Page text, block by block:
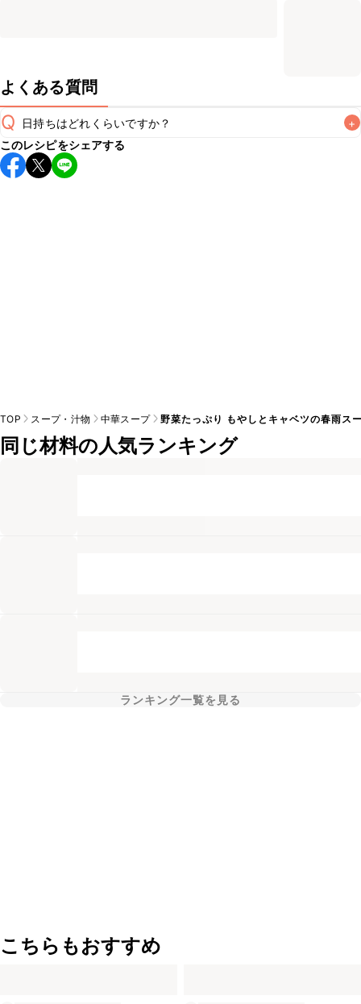
よくある質問
Q 日持ちはどれくらいですか？ +
こちらのレシピは出来たてをお召し上がりいただくことをお
すすめします。
このレシピをシェアする
TOP スープ・汁物 中華スープ 野菜たっぷり もやしとキャベツの春雨ス
同じ材料の人気ランキング
ランキング一覧を見る
こちらもおすすめ